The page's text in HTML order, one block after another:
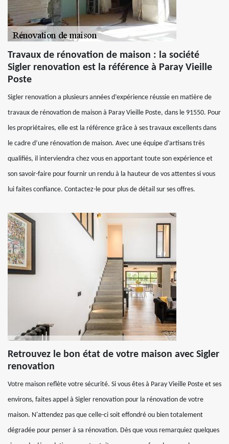
Travaux de rénovation de maison : la société
Sigler renovation est la référence à Paray Vieille
Poste
Sigler renovation a plusieurs années d’expérience réussie en matière de
travaux de rénovation de maison à Paray Vieille Poste, dans le 91550. Pour
les propriétaires, elle est la référence grâce à ses travaux excellents dans
le cadre d’une rénovation de maison. Avec une équipe d’artisans très
qualifiés, il interviendra chez vous en apportant toute son expérience et
son savoir-faire pour fournir un rendu à la hauteur de vos attentes si vous
lui faites confiance. Contactez-le pour plus de détail sur ses offres.
Retrouvez le bon état de votre maison avec Sigler
renovation
Votre maison reflète votre sécurité. Si vous êtes à Paray Vieille Poste et ses
environs, faites appel à Sigler renovation pour la rénovation de votre
maison. N'attendez pas que celle-ci soit effondré ou bien totalement
dégradée pour penser à sa rénovation. Dès que vous remarquiez quelques